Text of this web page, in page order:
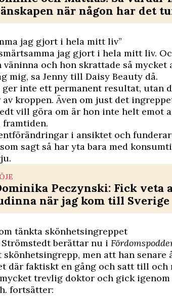
när någon har det
jag gjort i hela mitt liv”
jag gjort i hela mitt liv.
väninna och hon skrattade så
mig, sa Jenny till Daisy Beauty då.
inte ett permanent resultat, utan
av kroppen. Även om just det
vill göra om är hon inte helt emot
framtiden.
i ansiktet och
sagt så har yta bara med
Peczynski: Fick veta
när jag kom till Sverige
tänkta skönhetsingreppet
Strömstedt berättar nu i
men att han senare
där faktiskt en gång och satt till och
trevlig doktor och gick
fortsätter: